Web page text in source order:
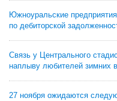
Южноуральские
по дебиторской
Связь у Центрального
наплыву любителей зимних
27 ноября ожидаются